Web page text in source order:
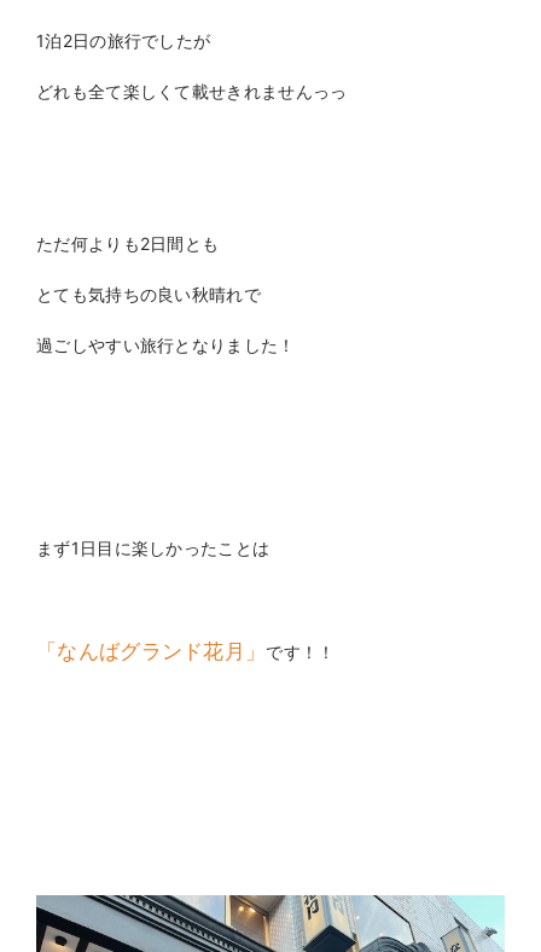
1泊2日の旅行でしたが
どれも全て楽しくて載せきれませんっっ
ただ何よりも2日間とも
とても気持ちの良い秋晴れで
過ごしやすい旅行となりました！
まず1日目に楽しかったことは
「なんばグランド花月」 です！！